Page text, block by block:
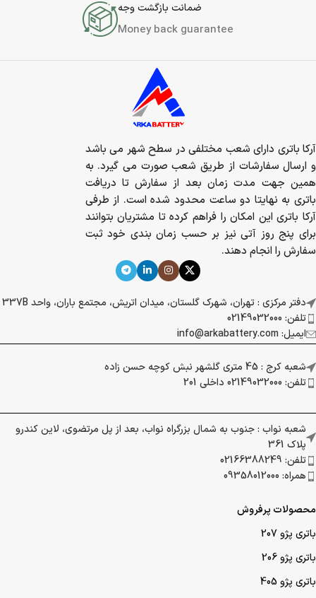
ضمانت بازگشت وجه
Money back guarantee
آرکا باتری دارای شعب مختلفی در سطح شهر می باشد
و ارسال سفارشات از طریق شعب صورت می گیرد. به
همین جهت مدت زمان بعد از سفارش تا دریافت
باتری به نهایتا دو ساعت محدود شده است. از طرفی
آرکا باتری این امکان را فراهم کرده تا مشتریان بتوانند
برای پنج روز آتی نیز بر حسب زمان بندی خود ثبت
سفارش را انجام دهند.
دفتر مرکزی : تهران، شهرک گلستان، میدان اتریش، مجتمع باران، واحد 337B
تلفن: 02149032000
ایمیل: info@arkabattery.com
شعبه کرج : 45 متری گلشهر نبش کوچه حسن زاده
تلفن: 02149032000 داخلی 201
شعبه نواب : جنوب به شمال بزرگراه نواب، بعد از پل مرتضوی، لاین کندرو
پلاک 361
تلفن: 02166388249
همراه: 09358012000
محصولات پرفروش
باتری پژو 207
باتری پژو 206
باتری پژو 405